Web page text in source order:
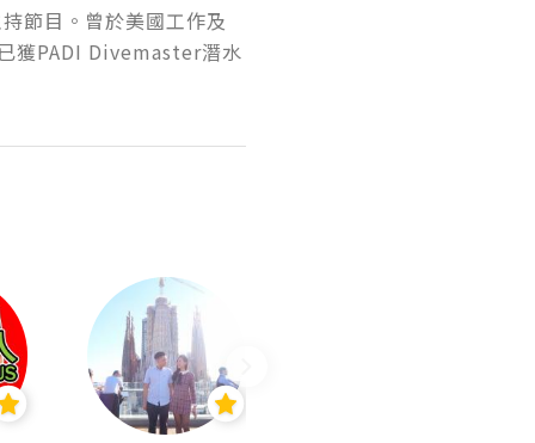
節目。曾於美國工作及
獲PADI Divemaster潛水